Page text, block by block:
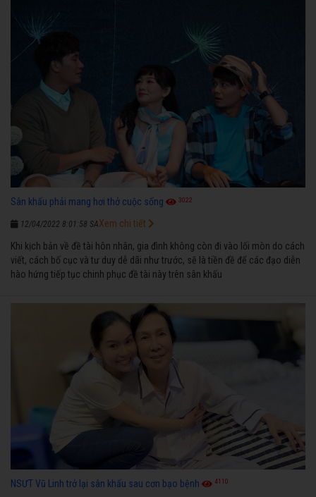
Sân khấu phải mang hơi thở cuộc sống 3022
12/04/2022 8:01:58 SA
Khi kịch bản về đề tài hôn nhân, gia đình không còn đi vào lối mòn do cách
viết, cách bố cục và tư duy dễ dãi như trước, sẽ là tiền đề để các đạo diễn
hào hứng tiếp tục chinh phục đề tài này trên sân khấu
Xem chi tiết
NSƯT Vũ Linh trở lại sân khấu sau cơn bạo bệnh 4110